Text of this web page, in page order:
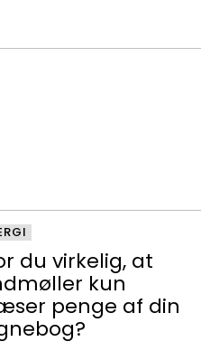
du virkelig, at
kun
penge af din